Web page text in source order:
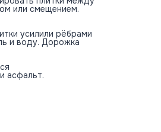
или смещением.
усилили рёбрами
и воду. Дорожка
асфальт.